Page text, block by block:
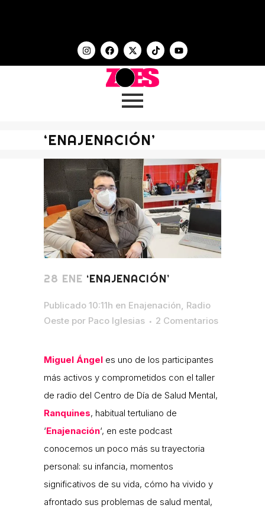
‘ENAJENACIÓN’
28 ENE ‘ENAJENACIÓN’
Publicado 10:11h en Enajenación, Radio
Oeste por Paco Iglesias 2 Comentarios
Miguel Ángel es uno de los participantes
más activos y comprometidos con el taller
de radio del Centro de Día de Salud Mental,
Ranquines, habitual tertuliano de
‘Enajenación‘, en este podcast
conocemos un poco más su trayectoria
personal: su infancia, momentos
significativos de su vida, cómo ha vivido y
afrontado sus problemas de salud mental,